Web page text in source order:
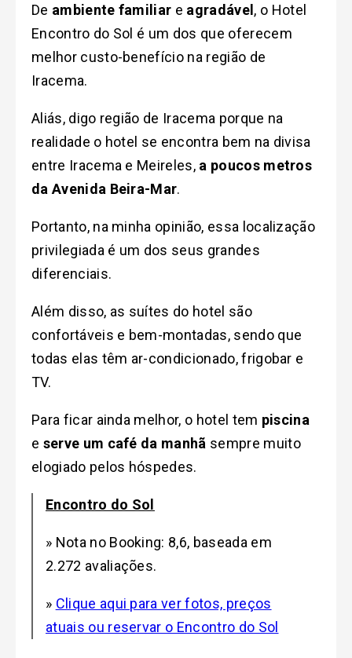
De ambiente familiar e agradável, o Hotel
Encontro do Sol é um dos que oferecem
melhor custo-benefício na região de
Iracema.
Aliás, digo região de Iracema porque na
realidade o hotel se encontra bem na divisa
entre Iracema e Meireles, a poucos metros
da Avenida Beira-Mar.
Portanto, na minha opinião, essa localização
privilegiada é um dos seus grandes
diferenciais.
Além disso, as suítes do hotel são
confortáveis e bem-montadas, sendo que
todas elas têm ar-condicionado, frigobar e
TV.
Para ficar ainda melhor, o hotel tem piscina
e serve um café da manhã sempre muito
elogiado pelos hóspedes.
Encontro do Sol
» Nota no Booking: 8,6, baseada em
2.272 avaliações.
» Clique aqui para ver fotos, preços
atuais ou reservar o Encontro do Sol